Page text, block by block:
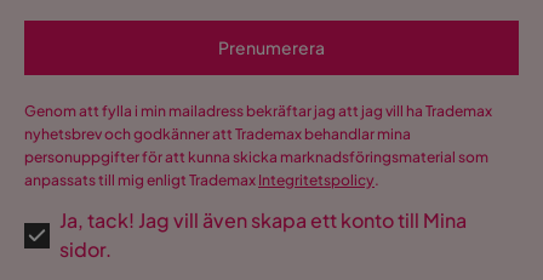
Prenumerera
Genom att fylla i min mailadress bekräftar jag att jag vill ha Trademax
nyhetsbrev och godkänner att Trademax behandlar mina
personuppgifter för att kunna skicka marknadsföringsmaterial som
anpassats till mig enligt Trademax Integritetspolicy.
Ja, tack! Jag vill även skapa ett konto till Mina
sidor.